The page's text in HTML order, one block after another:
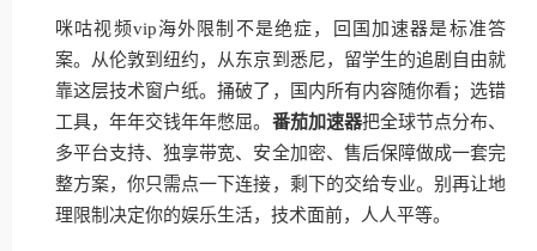
咪咕视频vip海外限制不是绝症，回国加速器是标准答
案。从伦敦到纽约，从东京到悉尼，留学生的追剧自由就
靠这层技术窗户纸。捅破了，国内所有内容随你看；选错
工具，年年交钱年年憋屈。 番茄加速器把全球节点分布、
多平台支持、独享带宽、安全加密、售后保障做成一套完
整方案，你只需点一下连接，剩下的交给专业。别再让地
理限制决定你的娱乐生活，技术面前，人人平等。